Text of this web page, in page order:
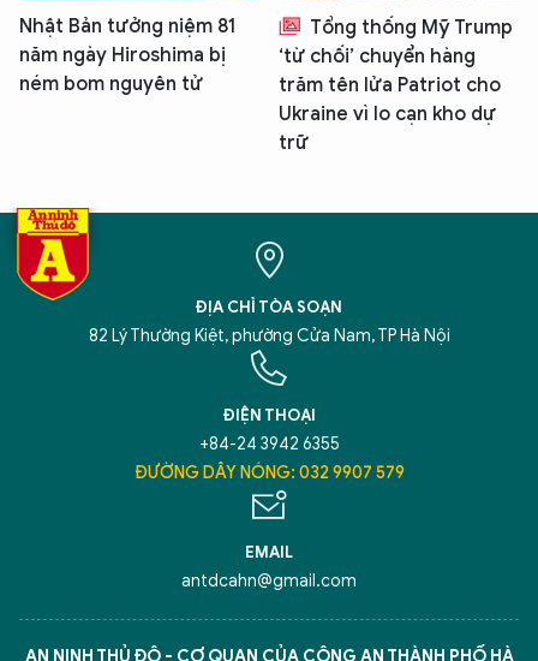
Nhật Bản tưởng niệm 81
năm ngày Hiroshima bị
ném bom nguyên tử
Tổng thống Mỹ Trump
‘từ chối’ chuyển hàng
trăm tên lửa Patriot cho
Ukraine vì lo cạn kho dự
trữ
ĐỊA CHỈ TÒA SOẠN
82 Lý Thường Kiệt, phường Cửa Nam, TP Hà Nội
ĐIỆN THOẠI
+84-24 3942 6355
ĐƯỜNG DÂY NÓNG: 032 9907 579
EMAIL
antdcahn@gmail.com
AN NINH THỦ ĐÔ - CƠ QUAN CỦA CÔNG AN THÀNH PHỐ HÀ